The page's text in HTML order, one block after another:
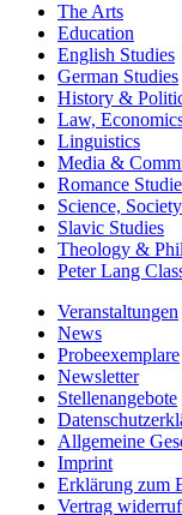
The Arts
Education
English Studies
German Studies
History &
Law,
Linguistics
Media &
Romance
Science,
Slavic Studies
Theology &
Peter Lang
Veranstaltungen
News
Probeexemplare
Newsletter
Stellenangebote
Allgemeine
Imprint
Erklärung zum
Vertrag